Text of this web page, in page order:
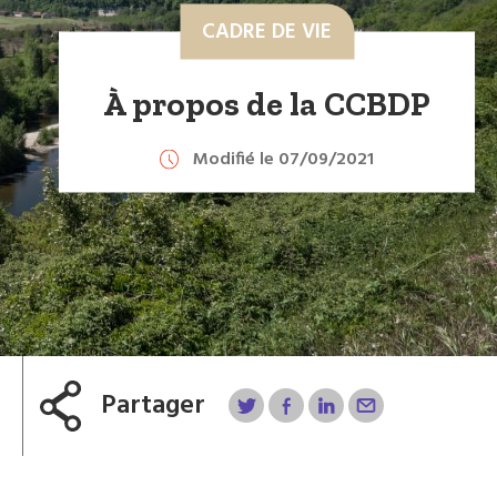
CADRE DE VIE
À propos de la CCBDP
Modifié le 07/09/2021
Partager